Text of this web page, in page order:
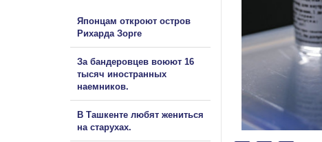
Японцам откроют остров
Рихарда Зорге
За бандеровцев воюют 16
тысяч иностранных
наемников.
В Ташкенте любят жениться
на старухах.